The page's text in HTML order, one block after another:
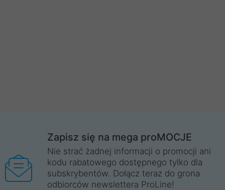
Zapisz się na mega proMOCJE
Nie strać żadnej informacji o promocji ani
kodu rabatowego dostępnego tylko dla
subskrybentów. Dołącz teraz do grona
odbiorców newslettera ProLine!